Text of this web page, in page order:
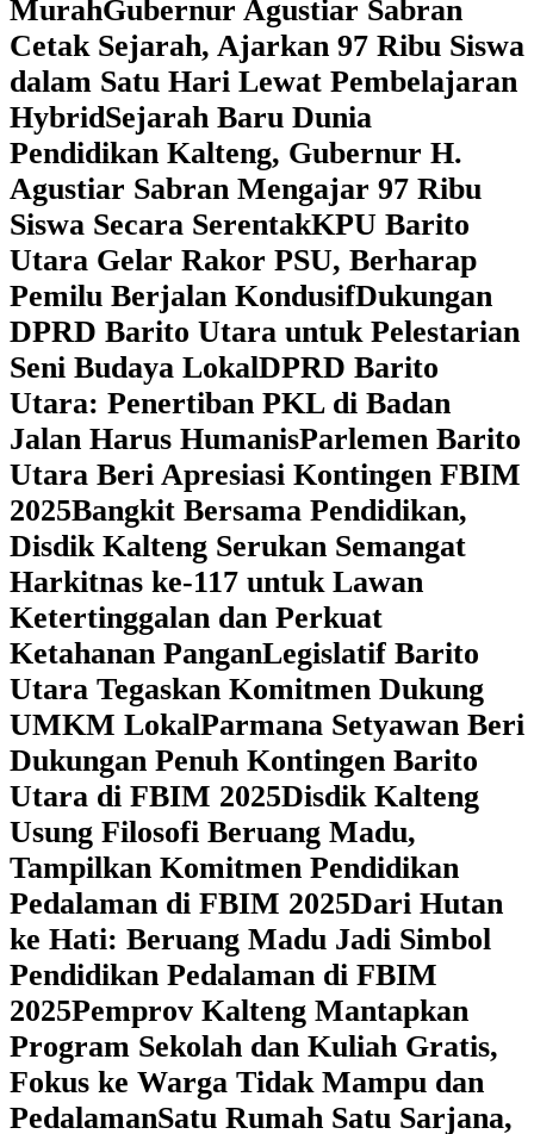
MurahGubernur Agustiar Sabran
Cetak Sejarah, Ajarkan 97 Ribu Siswa
dalam Satu Hari Lewat Pembelajaran
HybridSejarah Baru Dunia
Pendidikan Kalteng, Gubernur H.
Agustiar Sabran Mengajar 97 Ribu
Siswa Secara SerentakKPU Barito
Utara Gelar Rakor PSU, Berharap
Pemilu Berjalan KondusifDukungan
DPRD Barito Utara untuk Pelestarian
Seni Budaya LokalDPRD Barito
Utara: Penertiban PKL di Badan
Jalan Harus HumanisParlemen Barito
Utara Beri Apresiasi Kontingen FBIM
2025‎Bangkit Bersama Pendidikan,
Disdik Kalteng Serukan Semangat
Harkitnas ke-117 untuk Lawan
Ketertinggalan dan Perkuat
Ketahanan PanganLegislatif Barito
Utara Tegaskan Komitmen Dukung
UMKM LokalParmana Setyawan Beri
Dukungan Penuh Kontingen Barito
Utara di FBIM 2025Disdik Kalteng
Usung Filosofi Beruang Madu,
Tampilkan Komitmen Pendidikan
Pedalaman di FBIM 2025‎Dari Hutan
ke Hati: Beruang Madu Jadi Simbol
Pendidikan Pedalaman di FBIM
2025‎Pemprov Kalteng Mantapkan
Program Sekolah dan Kuliah Gratis,
Fokus ke Warga Tidak Mampu dan
Pedalaman‎Satu Rumah Satu Sarjana,